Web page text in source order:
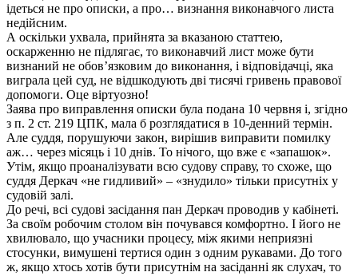
ідеться не про описки, а про… визнання виконавчого листа
недійсним.
А оскільки ухвала, прийнята за вказаною статтею,
оскарженню не підлягає, то виконавчий лист може бути
визнаний не обов’язковим до виконання, і відповідачці, яка
виграла цей суд, не відшкодують дві тисячі гривень правової
допомоги. Оце віртуозно!
Заява про виправлення описки була подана 10 червня і, згідно
з п. 2 ст. 219 ЦПК, мала б розглядатися в 10-денний термін.
Але суддя, порушуючи закон, вирішив виправити помилку
аж… через місяць і 10 днів. То нічого, що вже є «запашок».
Утім, якщо проаналізувати всю судову справу, то схоже, що
суддя Деркач «не гидливий» – «знудило» тільки присутніх у
судовій залі.
До речі, всі судові засідання пан Деркач проводив у кабінеті.
За своїм робочим столом він почувався комфортно. І його не
хвилювало, що учасники процесу, між якими неприязні
стосунки, вимушені тертися один з одним рукавами. До того
ж, якщо хтось хотів бути присутнім на засіданні як слухач, то